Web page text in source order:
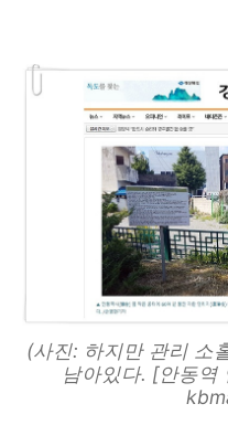
(사진: 하지만 관리 소
남아있다. [안동